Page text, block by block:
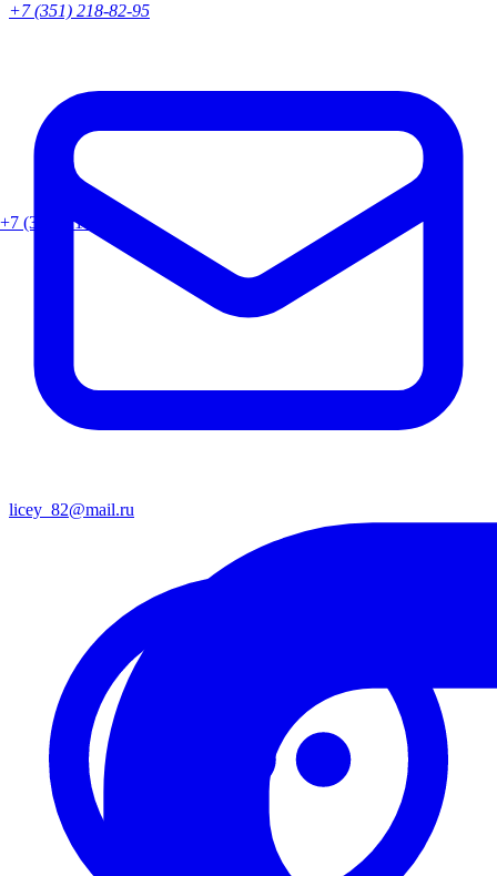
+7 (351) 218-82-90
+7 (351) 218-82-95
licey_82@mail.ru